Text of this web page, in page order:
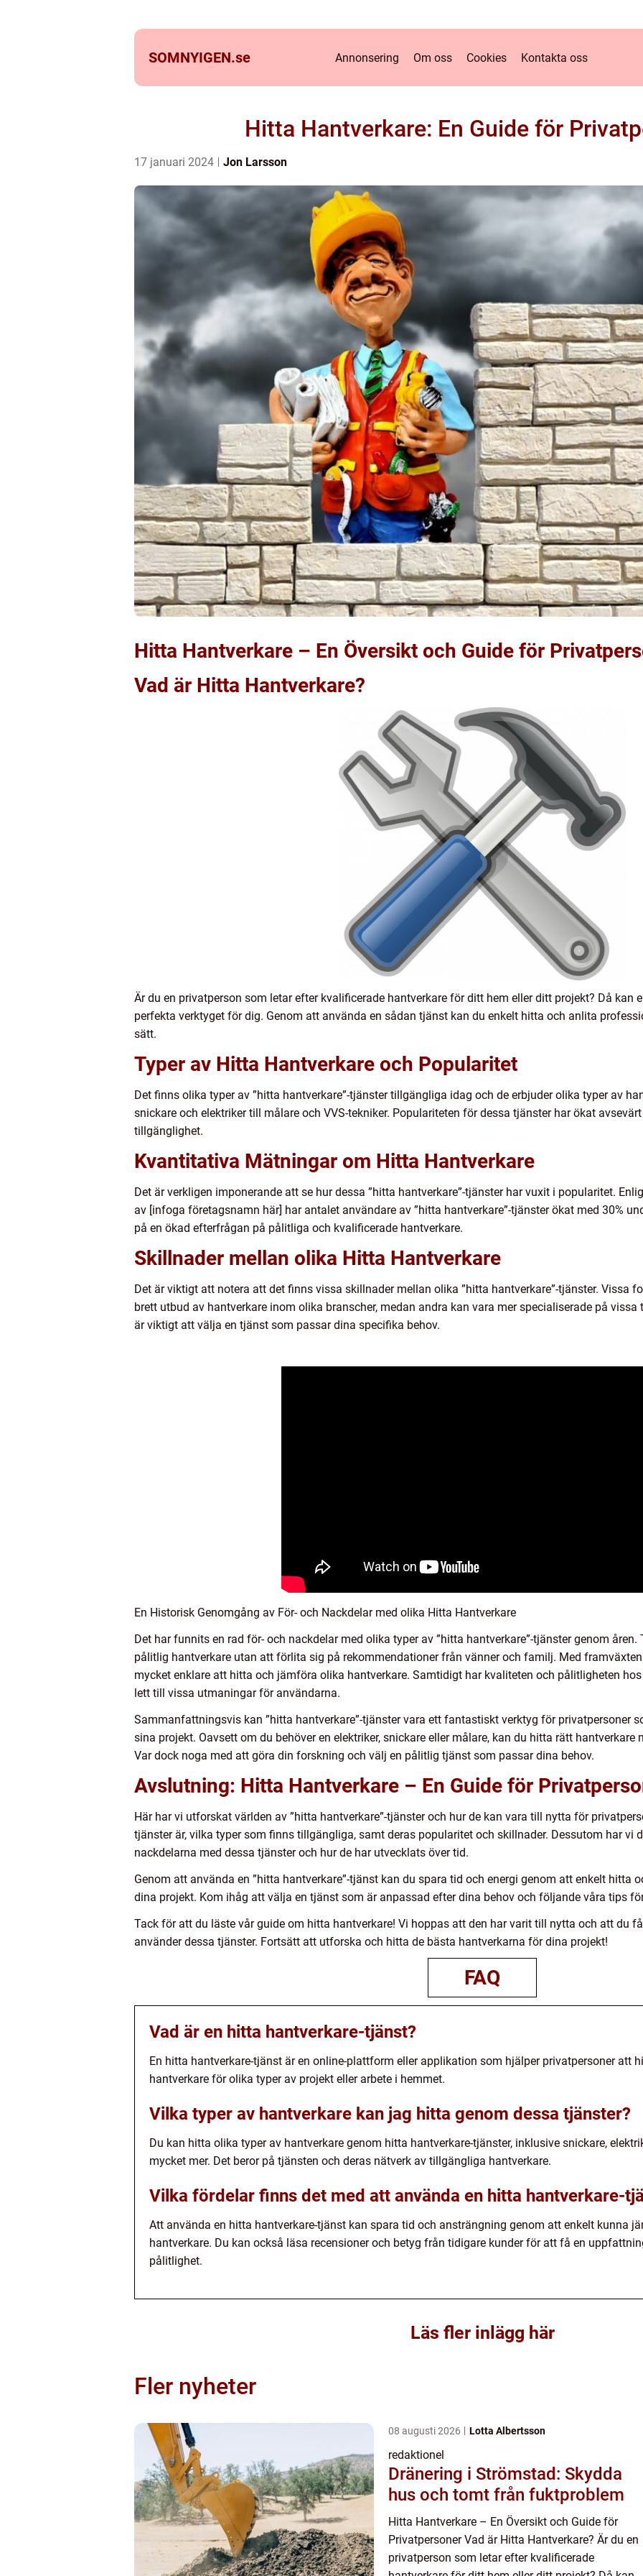
SOMNYIGEN.se Annonsering Om oss Cookies Kontakta oss
Hitta Hantverkare: En Guide för
17 januari 2024 Jon Larsson
Hitta Hantverkare – En Översikt och Guide för
Vad är Hitta Hantverkare?
Är du en privatperson som letar efter kvalificerade hantverkare för ditt hem eller ditt projekt? Då kan
perfekta verktyget för dig. Genom att använda en sådan tjänst kan du enkelt hitta och anlita
sätt.
Typer av Hitta Hantverkare och Popularitet
Det finns olika typer av ”hitta hantverkare”-tjänster tillgängliga idag och de erbjuder olika typer av
snickare och elektriker till målare och VVS-tekniker. Populariteten för dessa tjänster har ökat
tillgänglighet.
Kvantitativa Mätningar om Hitta Hantverkare
Det är verkligen imponerande att se hur dessa ”hitta hantverkare”-tjänster har vuxit i popularitet.
av [infoga företagsnamn här] har antalet användare av ”hitta hantverkare”-tjänster ökat med 30%
på en ökad efterfrågan på pålitliga och kvalificerade hantverkare.
Skillnader mellan olika Hitta Hantverkare
Det är viktigt att notera att det finns vissa skillnader mellan olika ”hitta hantverkare”-tjänster. Vissa
brett utbud av hantverkare inom olika branscher, medan andra kan vara mer specialiserade på vissa
är viktigt att välja en tjänst som passar dina specifika behov.
En Historisk Genomgång av För- och Nackdelar med olika Hitta Hantverkare
Det har funnits en rad för- och nackdelar med olika typer av ”hitta hantverkare”-tjänster genom
pålitlig hantverkare utan att förlita sig på rekommendationer från vänner och familj. Med
mycket enklare att hitta och jämföra olika hantverkare. Samtidigt har kvaliteten och pålitligheten
lett till vissa utmaningar för användarna.
Sammanfattningsvis kan ”hitta hantverkare”-tjänster vara ett fantastiskt verktyg för privatpersoner
sina projekt. Oavsett om du behöver en elektriker, snickare eller målare, kan du hitta rätt hantverkare
Var dock noga med att göra din forskning och välj en pålitlig tjänst som passar dina behov.
Avslutning: Hitta Hantverkare – En Guide för
Här har vi utforskat världen av ”hitta hantverkare”-tjänster och hur de kan vara till nytta för
tjänster är, vilka typer som finns tillgängliga, samt deras popularitet och skillnader. Dessutom har vi
nackdelarna med dessa tjänster och hur de har utvecklats över tid.
Genom att använda en ”hitta hantverkare”-tjänst kan du spara tid och energi genom att enkelt hitta
dina projekt. Kom ihåg att välja en tjänst som är anpassad efter dina behov och följande våra tips
Tack för att du läste vår guide om hitta hantverkare! Vi hoppas att den har varit till nytta och att du
använder dessa tjänster. Fortsätt att utforska och hitta de bästa hantverkarna för dina projekt!
FAQ
Vad är en hitta hantverkare-tjänst?
En hitta hantverkare-tjänst är en online-plattform eller applikation som hjälper privatpersoner att
hantverkare för olika typer av projekt eller arbete i hemmet.
Vilka typer av hantverkare kan jag hitta genom dessa tjänster?
Du kan hitta olika typer av hantverkare genom hitta hantverkare-tjänster, inklusive snickare,
mycket mer. Det beror på tjänsten och deras nätverk av tillgängliga hantverkare.
Vilka fördelar finns det med att använda en hitta hantverkare-
Att använda en hitta hantverkare-tjänst kan spara tid och ansträngning genom att enkelt kunna
hantverkare. Du kan också läsa recensioner och betyg från tidigare kunder för att få en
pålitlighet.
Läs fler inlägg här
Fler nyheter
08 augusti 2026 Lotta Albertsson
redaktionel
Dränering i Strömstad: Skydda
hus och tomt från fuktproblem
Hitta Hantverkare – En Översikt och Guide för
Privatpersoner Vad är Hitta Hantverkare? Är du en
privatperson som letar efter kvalificerade